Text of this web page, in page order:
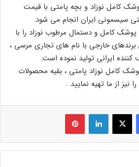
کامل نوزاد و بچه پامتی با قیمت
سیسمونی ایران انجام می شود.
کامل و دستمال مرطوب نوزاد را با
برندهای خارجی با نام های تجاری مرسی ،
ایرانی تولید نموده است.
کامل نوزاد پامتی ، بقیه محصولات
از ما تهیه نمایید .
فیس بوک X لینکدین ‫پین‌ترست